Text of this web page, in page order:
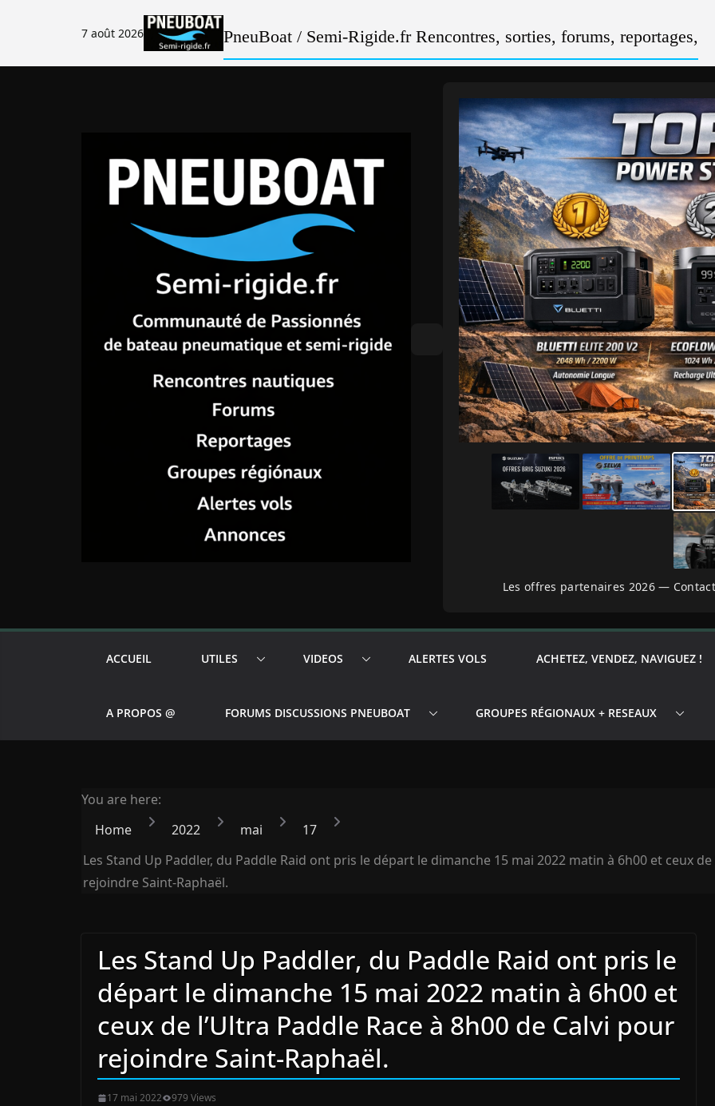
7 août 2026 PneuBoat / Semi-Rigide.fr Rencontres, sorties, forums, reportages,
Les offres partenaires 2026 —
ACCUEIL UTILES VIDEOS ALERTES VOLS ACHETEZ, VENDEZ, NAVIGUEZ !
A PROPOS @ FORUMS DISCUSSIONS PNEUBOAT GROUPES RÉGIONAUX + RESEAUX
You are here:
Home
2022 mai
17
Les Stand Up Paddler, du Paddle Raid ont pris le départ le dimanche 15 mai 2022 matin à 6h00 et ceux
rejoindre Saint-Raphaël.
Les Stand Up Paddler, du Paddle Raid ont pris le
départ le dimanche 15 mai 2022 matin à 6h00 et
ceux de l’Ultra Paddle Race à 8h00 de Calvi pour
rejoindre Saint-Raphaël.
17 mai 2022 979 Views